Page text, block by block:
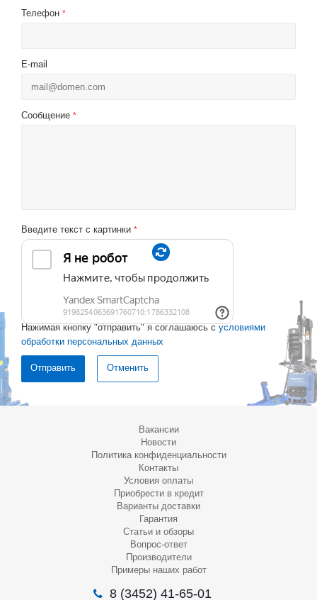
Телефон *
E-mail
Сообщение *
Введите текст с картинки *
Нажимая кнопку "отправить" я соглашаюсь с условиями
обработки персональных данных
Отменить
Вакансии
Новости
Политика конфиденциальности
Контакты
Условия оплаты
Приобрести в кредит
Варианты доставки
Гарантия
Статьи и обзоры
Вопрос-ответ
Производители
Примеры наших работ
8 (3452) 41-65-01